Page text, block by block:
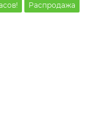
Распродажа